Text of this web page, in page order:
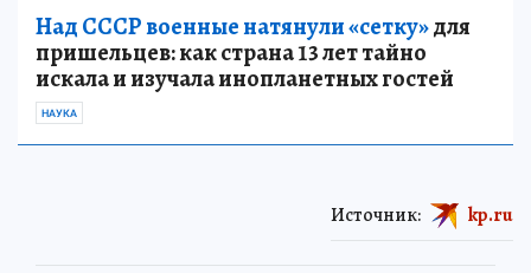
Над СССР военные натянули «сетку»для
пришельцев: как страна 13 лет тайно
искала и изучала инопланетных гостей
НАУКА
Источник: kp.ru